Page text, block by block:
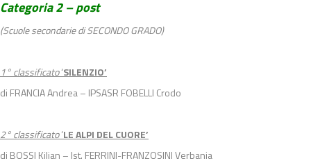
Categoria 2 – post
(Scuole secondarie di SECONDO GRADO)
1° classificato‘SILENZIO’
di FRANCIA Andrea – IPSASR FOBELLI Crodo
2° classificato‘LE ALPI DEL CUORE’
di BOSSI Kilian – Ist. FERRINI-FRANZOSINI Verbania